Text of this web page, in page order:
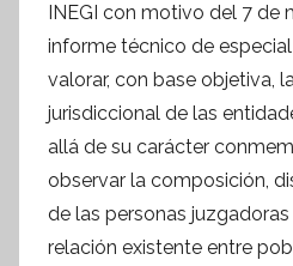
í
n
t
e
s
i
s
INEGI con motivo del 7 de
informe técnico de
valorar, con base objetiva,
jurisdiccional de las
allá de su carácter
observar la composición,
de las personas
relación existente entre